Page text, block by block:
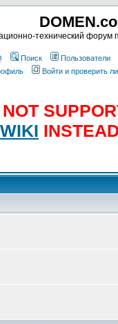
технический форум
Поиск Пользователи
Войти и проверить
WIKI INSTEAD